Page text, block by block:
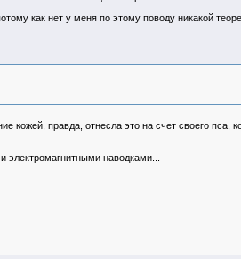
как нет у меня по этому поводу никакой
кожей, правда, отнесла это на счет своего
наводками...